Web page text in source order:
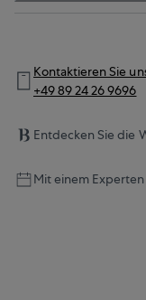
Kontaktieren Sie
+49 89 24 26 9696
Entdecken Sie die
Mit einem Experten